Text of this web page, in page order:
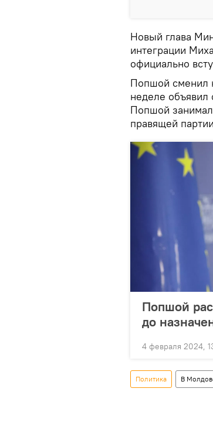
Новый глава
интеграции
официально
Попшой сменил
неделе объявил
Попшой
правящей
Попшой
до
4 февраля 2024,
Политика В